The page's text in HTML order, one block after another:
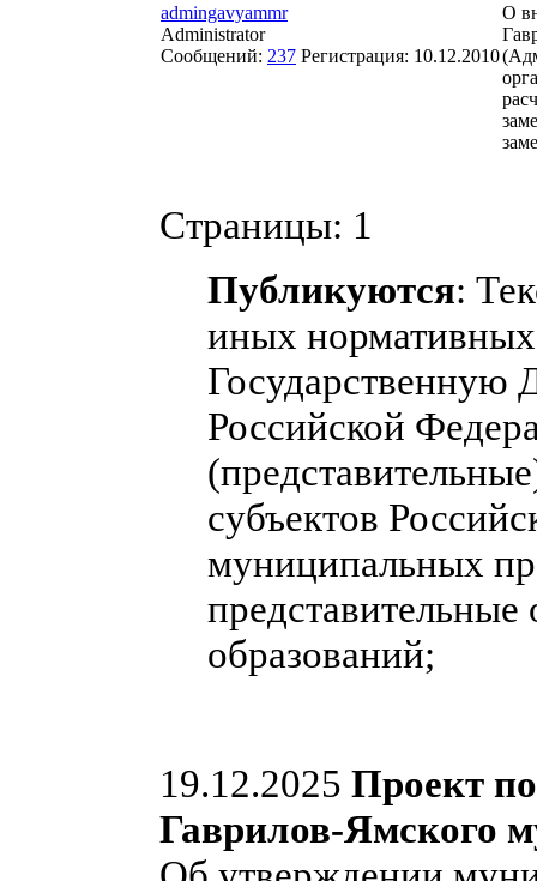
admingavyammr
Administrator
Сообщений: 237 Регистрация: 10.12.2010
О
Страницы: 1
Публикуются:
иных
Государственную
Российской
субъектов
муниципальных
образований;
19.12.2025 Проект
Гаврилов-Ямского